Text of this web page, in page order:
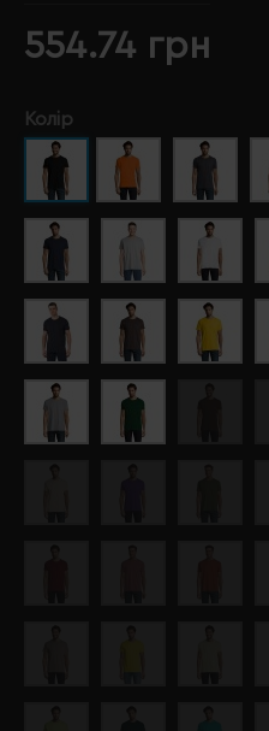
554.74 грн
Колір